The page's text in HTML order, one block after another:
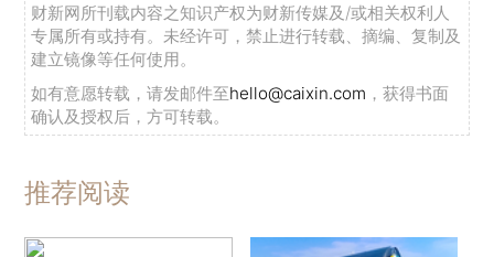
财新网所刊载内容之知识产权为财新传媒及/或相关权利人
专属所有或持有。未经许可，禁止进行转载、摘编、复制及
建立镜像等任何使用。
如有意愿转载，请发邮件至hello@caixin.com ，获得书面
确认及授权后，方可转载。
推荐阅读